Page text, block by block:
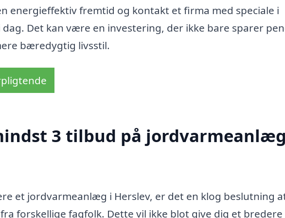
energieffektiv fremtid og kontakt et firma med speciale i
Det kan være en investering, der ikke bare sparer
bæredygtig livsstil.
3 tilbud på
et jordvarmeanlæg i Herslev, er det en klog beslutning
forskellige fagfolk. Dette vil ikke blot give dig et bredere